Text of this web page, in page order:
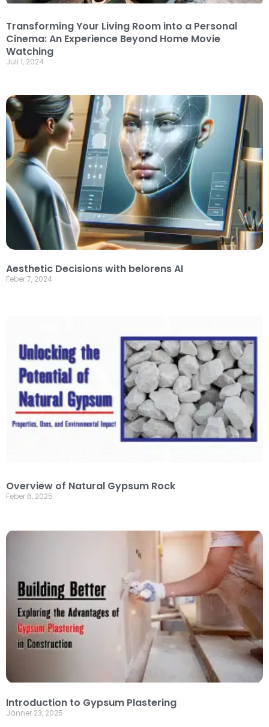
Transforming Your Living Room into a Personal
Cinema: An Experience Beyond Home Movie
Watching
Juli 1, 2024
Aesthetic Decisions with belorens AI
Feber 7, 2024
Overview of Natural Gypsum Rock
Feber 6, 2025
Introduction to Gypsum Plastering
Jänner 23, 2025